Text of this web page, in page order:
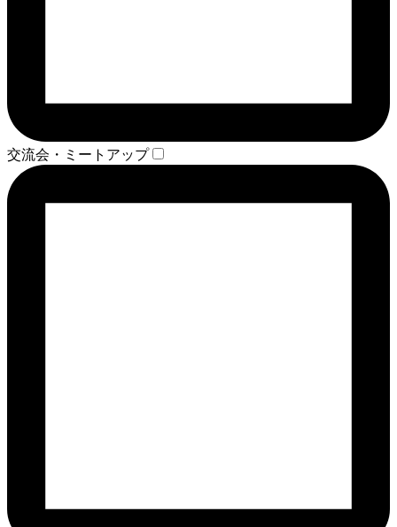
交流会・ミートアップ